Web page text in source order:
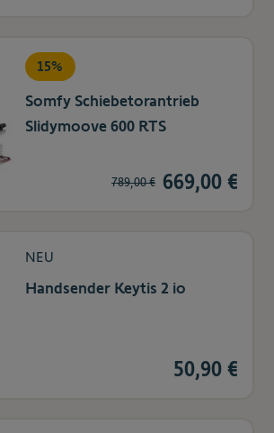
15%
Somfy Schiebetorantrieb
Slidymoove 600 RTS
669,00 €
789,00 €
NEU
Handsender Keytis 2 io
50,90 €